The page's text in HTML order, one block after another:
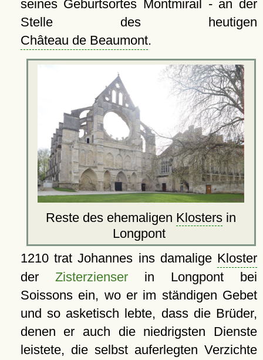
seines Geburtsortes Montmirail - an der
Stelle des heutigen
Château de Beaumont.
Reste des ehemaligen Klosters in
Longpont
1210 trat Johannes ins damalige Kloster
der Zisterzienserin Longpont bei
Soissons ein, wo er im ständigen Gebet
und so asketisch lebte, dass die Brüder,
denen er auch die niedrigsten Dienste
leistete, die selbst auferlegten Verzichte